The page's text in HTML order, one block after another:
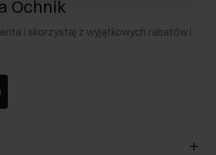
Ochnik
i skorzystaj z wyjątkowych rabatów i